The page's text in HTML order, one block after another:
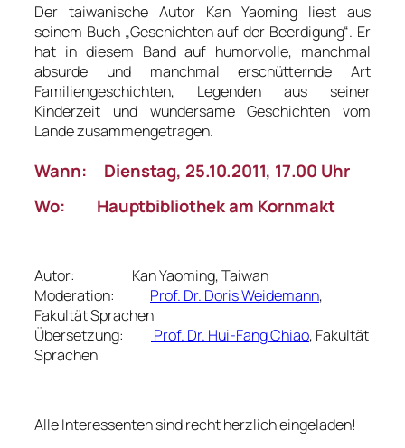
Der taiwanische Autor Kan Yaoming liest aus
seinem Buch „Geschichten auf der Beerdigung“. Er
hat in diesem Band auf humorvolle, manchmal
absurde und manchmal erschütternde Art
Familiengeschichten, Legenden aus seiner
Kinderzeit und wundersame Geschichten vom
Lande zusammengetragen.
Wann: Dienstag, 25.10.2011, 17.00 Uhr
Wo: Hauptbibliothek am Kornmakt
Autor: Kan Yaoming, Taiwan
Moderation: Prof. Dr. Doris Weidemann,
Fakultät Sprachen
Übersetzung:
Prof. Dr. Hui-Fang Chiao, Fakultät
Sprachen
Alle Interessenten sind recht herzlich eingeladen!